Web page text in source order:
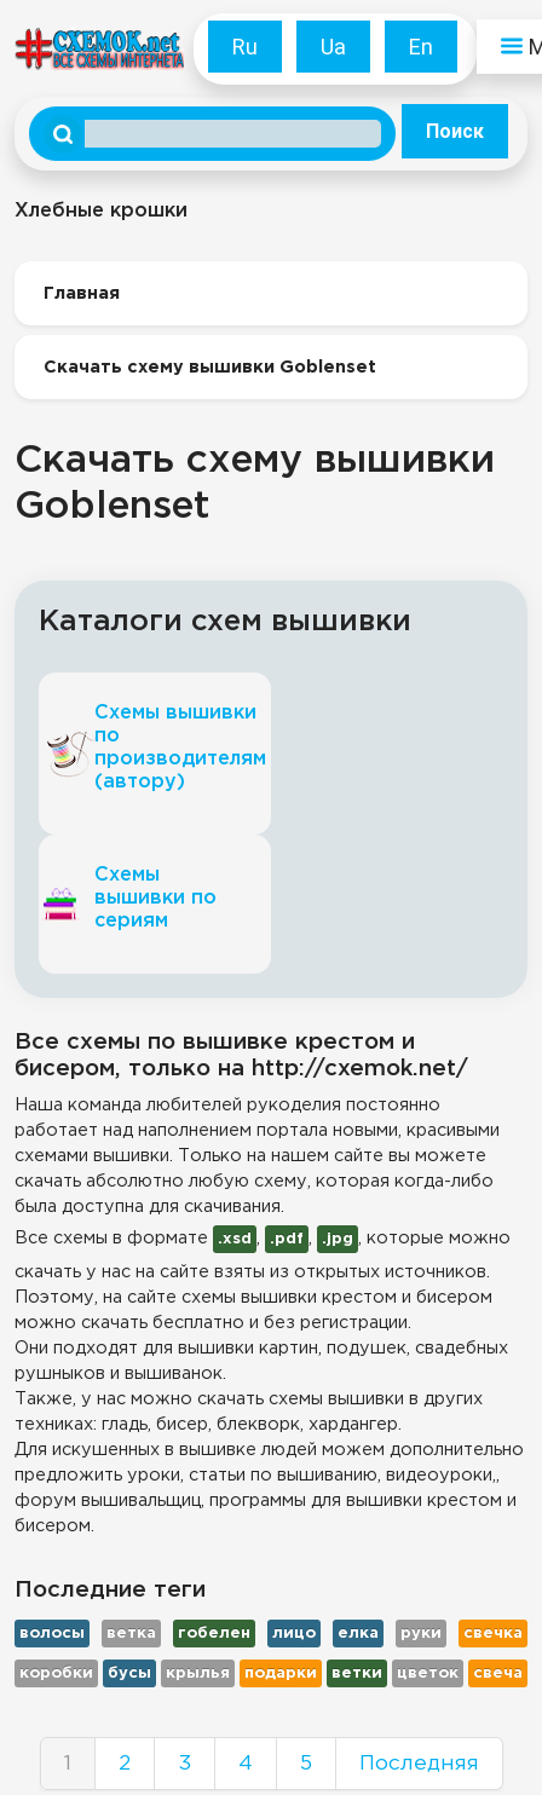
Ru Ua En
Поиск
Хлебные крошки
Главная
Скачать схему вышивки Goblenset
Скачать схему вышивки
Goblenset
Каталоги схем вышивки
Схемы вышивки
по
производителям
(автору)
Схемы
вышивки по
сериям
Все схемы по вышивке крестом и
бисером, только на http://cxemok.net/
Наша команда любителей рукоделия постоянно
работает над наполнением портала новыми, красивыми
схемами вышивки. Только на нашем сайте вы можете
скачать абсолютно любую схему, которая когда-либо
была доступна для скачивания.
Все схемы в формате
.xsd .pdf .jpg , которые можно
скачать у нас на сайте взяты из открытых источников.
Поэтому, на сайте схемы вышивки крестом и бисером
можно скачать бесплатно и без регистрации.
Они подходят для вышивки картин, подушек, свадебных
рушныков и вышиванок.
Также, у нас можно скачать схемы вышивки в других
техниках: гладь, бисер, блекворк, хардангер.
Для искушенных в вышивке людей можем дополнительно
предложить уроки, статьи по вышиванию, видеоуроки,,
форум вышивальщиц, программы для вышивки крестом и
бисером.
Последние теги
волосы ветка гобелен лицо елка руки свечка
коробки бусы крылья подарки ветки цветок свеча
1 2 3 4 5 Последняя